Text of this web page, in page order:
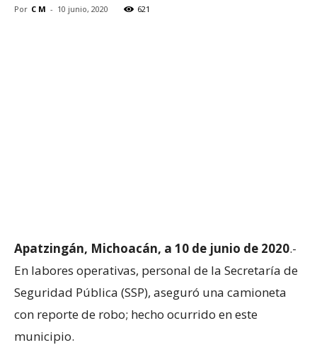
Por C M - 10 junio, 2020 621
Apatzingán, Michoacán, a 10 de junio de 2020.-
En labores operativas, personal de la Secretaría de
Seguridad Pública (SSP), aseguró una camioneta
con reporte de robo; hecho ocurrido en este
municipio.